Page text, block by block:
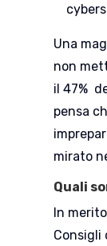
Una
non
il 47%
pensa
mirato
Quali
In
Consigli